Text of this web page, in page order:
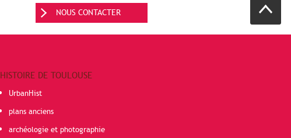
NOUS CONTACTER
HISTOIRE DE TOULOUSE
UrbanHist
plans anciens
archéologie et photographie